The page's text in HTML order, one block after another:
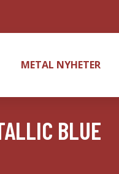
METAL NYHETER
BLUE